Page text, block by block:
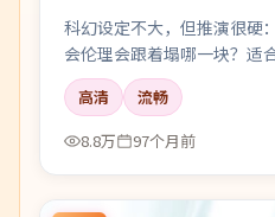
科幻设定不大，但推演很硬
会伦理会跟着塌哪一块？适
众。
高清
流畅
8.8万
97个月前